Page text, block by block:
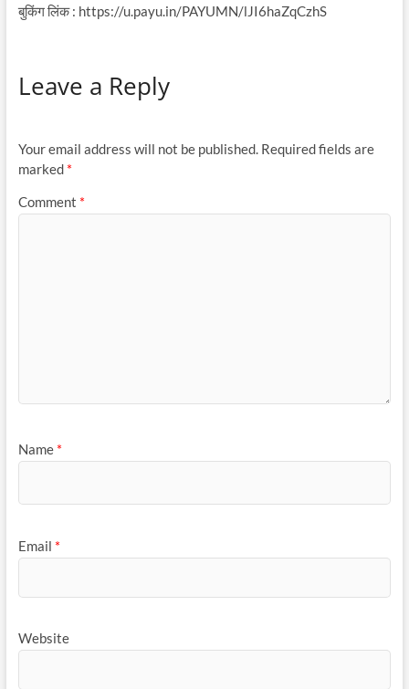
बुकिंग लिंक : https://u.payu.in/PAYUMN/lJI6haZqCzhS
Leave a Reply
Your email address will not be published. Required fields are
marked *
Comment *
Name *
Email *
Website